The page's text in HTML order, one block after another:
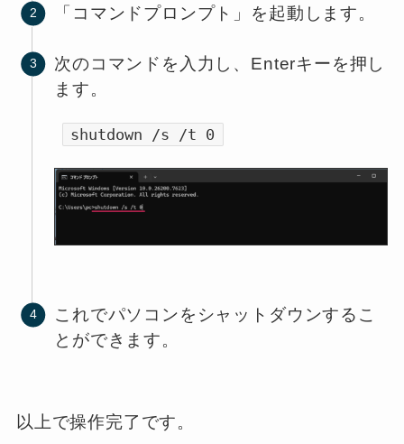
「コマンドプロンプト」を起動します。
次のコマンドを入力し、Enterキーを押し
ます。
shutdown /s /t 0
これでパソコンをシャットダウンするこ
とができます。
以上で操作完了です。